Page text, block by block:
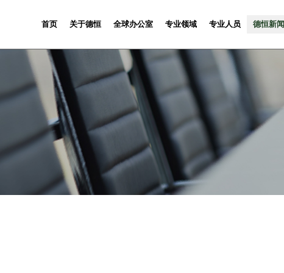
首页 关于德恒 全球办公室 专业领域 专业人员 德恒新闻